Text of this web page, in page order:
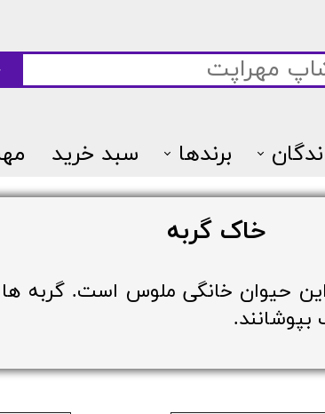
برندها سبد خرید
حیوان خانگی ملوس است. گربه ها
خاک گربه